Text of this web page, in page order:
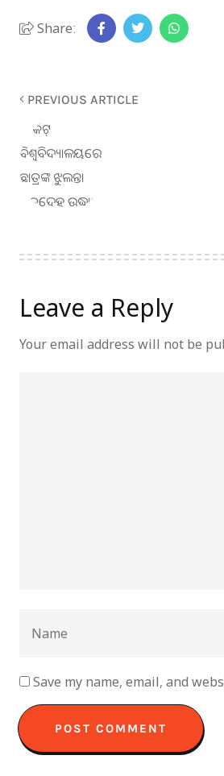
Share:
PREVIOUS ARTICLE
Leave a Reply
Your email address will not be
Save my name, email, and